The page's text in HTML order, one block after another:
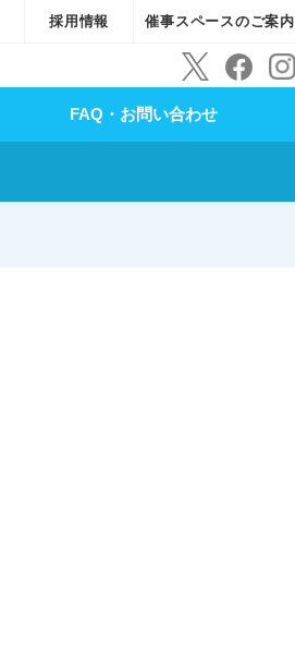
採用情報 催事スペースのご案内
FAQ・お問い合わせ